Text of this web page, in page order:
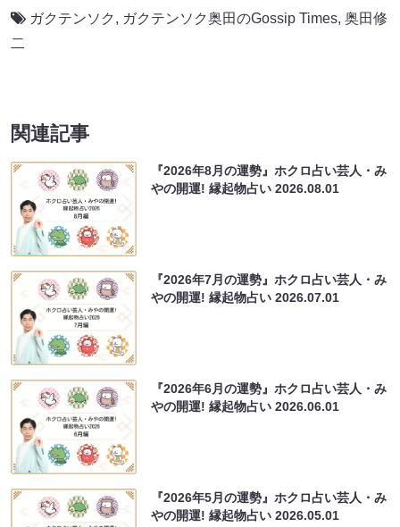
ガクテンソク , ガクテンソク奥田のGossip Times, 奥田修
二
関連記事
『2026年8月の運勢』ホクロ占い芸人・み
やの開運! 縁起物占い2026.08.01
『2026年7月の運勢』ホクロ占い芸人・み
やの開運! 縁起物占い2026.07.01
『2026年6月の運勢』ホクロ占い芸人・み
やの開運! 縁起物占い2026.06.01
『2026年5月の運勢』ホクロ占い芸人・み
やの開運! 縁起物占い2026.05.01